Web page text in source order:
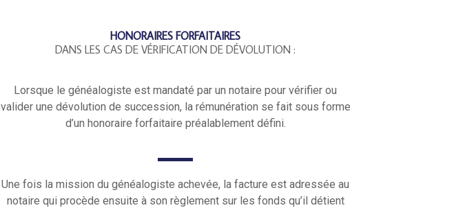
HONORAIRES FORFAITAIRES
DANS LES CAS DE VÉRIFICATION DE DÉVOLUTION :
Lorsque le généalogiste est mandaté par un notaire pour vérifier ou
valider une dévolution de succession, la rémunération se fait sous forme
d’un honoraire forfaitaire préalablement défini.
Une fois la mission du généalogiste achevée, la facture est adressée au
notaire qui procède ensuite à son règlement sur les fonds qu’il détient